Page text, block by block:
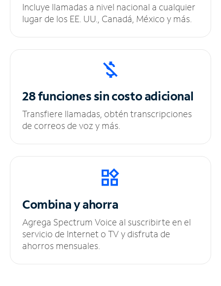
Incluye llamadas a nivel nacional a cualquier
lugar de los EE. UU., Canadá, México y más.
28 funciones sincosto adicional
Transfiere llamadas, obtén transcripciones
de correos de voz y más.
Combina y ahorra
Agrega Spectrum Voice al suscribirte en el
servicio de Internet o TV y disfruta de
ahorros mensuales.